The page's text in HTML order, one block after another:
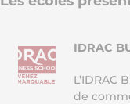
IDRAC
L’IDRAC
de